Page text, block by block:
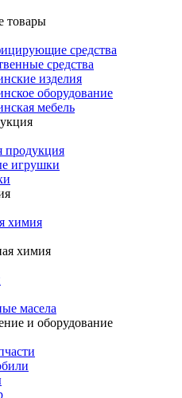
товары
средства
средства
изделия
оборудование
мебель
продукция
игрушки
химия
химия
масела
и оборудование